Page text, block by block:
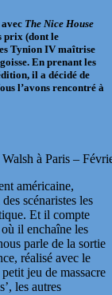
The Nice House
prix (dont le
Tynion IVmaîtrise
En prenant les
il a décidé de
l’avons rencontré à
à Paris –
américaine,
scénaristes les
Et il compte
il enchaîne les
parle de la sortie
réalisé avec le
jeu de massacre
les autres